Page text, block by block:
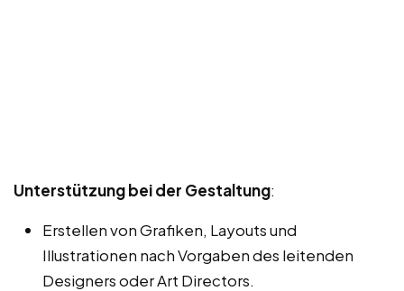
Unterstützung bei der Gestaltung:
Erstellen von Grafiken, Layouts und
Illustrationen nach Vorgaben des leitenden
Designers oder Art Directors.